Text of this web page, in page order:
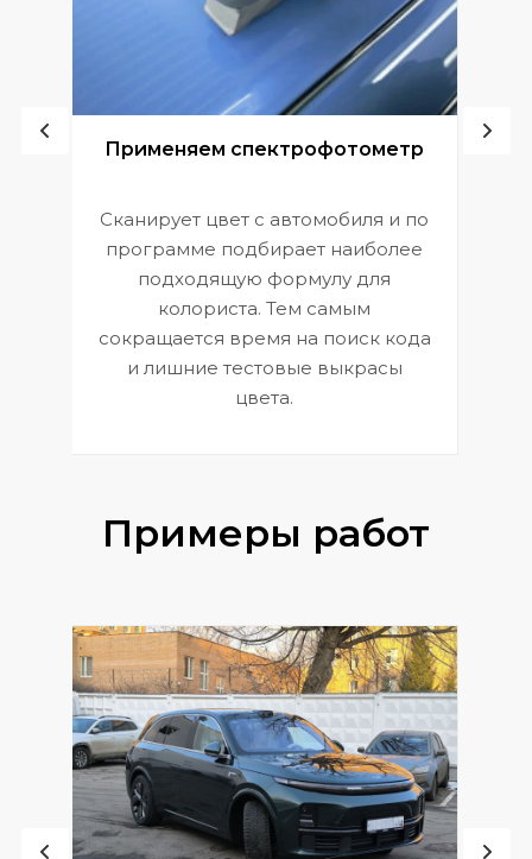
Применяем спектрофотометр
Сканирует цвет с автомобиля и по
программе подбирает наиболее
подходящую формулу для
колориста. Тем самым
сокращается время на поиск кода
и лишние тестовые выкрасы
цвета.
Примеры работ